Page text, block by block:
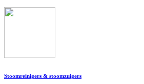
Stoomreinigers & stoomzuigers